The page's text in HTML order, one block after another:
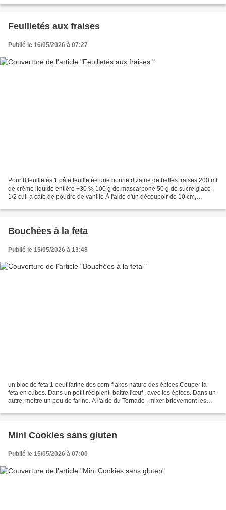
Feuilletés aux fraises
Publié le 16/05/2026 à 07:27
Pour 8 feuilletés 1 pâte feuilletée une bonne dizaine de belles fraises 200 ml
de crème liquide entière +30 % 100 g de mascarpone 50 g de sucre glace
1/2 cuil à café de poudre de vanille À l'aide d'un découpoir de 10 cm,
Bouchées à la feta
Publié le 15/05/2026 à 13:48
un bloc de feta 1 oeuf farine des corn-flakes nature des épices Couper la
feta en cubes. Dans un petit récipient, battre l'œuf , avec les épices. Dans un
autre, mettre un peu de farine. À l'aide du Tornado , mixer brièvement les
Mini Cookies sans gluten
Publié le 15/05/2026 à 07:00